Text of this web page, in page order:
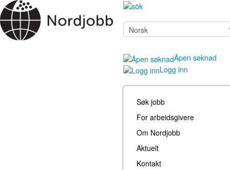
Åpen søknad
Logg inn
Søk jobb
For arbeidsgivere
Om Nordjobb
Aktuelt
Kontakt